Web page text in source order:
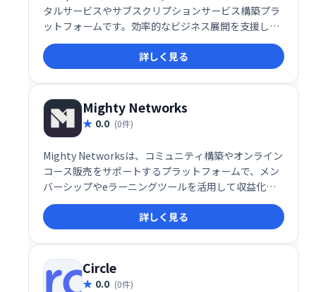
タルサービスやサブスクリプションサービス構築プラ
ットフォームです。効率的なビジネス展開を支援しま
す。
詳しく見る
Mighty Networks
0.0 (0件)
Mighty Networksは、コミュニティ構築やオンライン
コース販売をサポートするプラットフォームで、メン
バーシップやeラーニングツールを活用して収益化が
可能です。
詳しく見る
Circle
0.0 (0件)